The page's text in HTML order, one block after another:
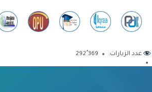
عدد الزيارات: 292٬369